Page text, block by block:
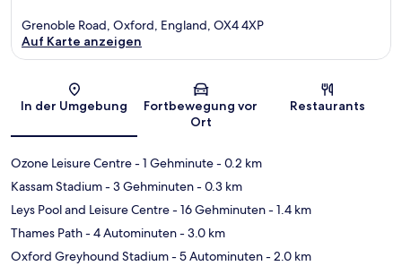
Karte
Grenoble Road, Oxford, England, OX4 4XP
Auf Karte anzeigen
In der Umgebung
Fortbewegung vor
Ort
Restaurants
Ozone Leisure Centre- 1 Gehminute- 0.2 km
Kassam Stadium- 3 Gehminuten- 0.3 km
Leys Pool and Leisure Centre- 16 Gehminuten- 1.4 km
Thames Path- 4 Autominuten- 3.0 km
Oxford Greyhound Stadium- 5 Autominuten- 2.0 km